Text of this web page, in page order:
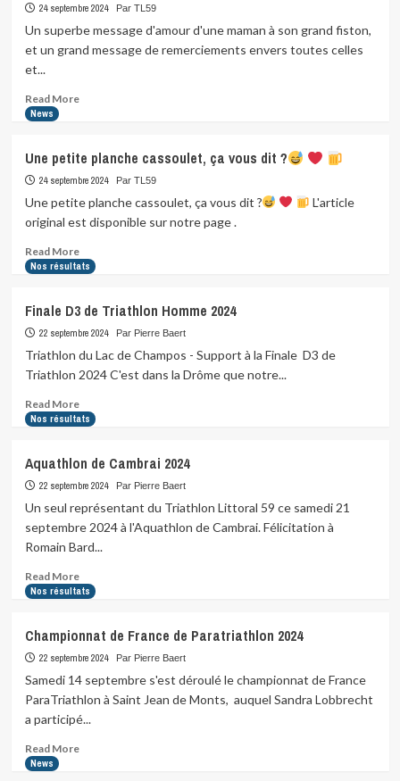
de
notre
équipe
24 septembre 2024 Par TL59
Un superbe message d'amour d'une maman à son grand fiston,
et un grand message de remerciements envers toutes celles
et...
Read MoreRead
superbe
message
d’amour
maman…
News
Une petite planche cassoulet, ça vous dit ?
24 septembre 2024 Par TL59
Une petite planche cassoulet, ça vous dit ?
L'article
original est disponible sur notre page .
Read MoreRead
more
petite
planche
cassoulet,
vous
dit
?
Nos résultats
Finale D3 de Triathlon Homme 2024
22 septembre 2024 Par Pierre Baert
Triathlon du Lac de Champos - Support à la Finale D3 de
Triathlon 2024 C'est dans la Drôme que notre...
Read MoreRead
more
D3
de
Triathlon
2024
Nos résultats
Aquathlon de Cambrai 2024
22 septembre 2024 Par Pierre Baert
Un seul représentant du Triathlon Littoral 59 ce samedi 21
septembre 2024 à l'Aquathlon de Cambrai. Félicitation à
Romain Bard...
Read MoreRead
more
de
Cambrai
2024
Nos résultats
Championnat de France de Paratriathlon 2024
22 septembre 2024 Par Pierre Baert
Samedi 14 septembre s'est déroulé le championnat de France
ParaTriathlon à Saint Jean de Monts, auquel Sandra Lobbrecht
a participé...
Read MoreRead
News